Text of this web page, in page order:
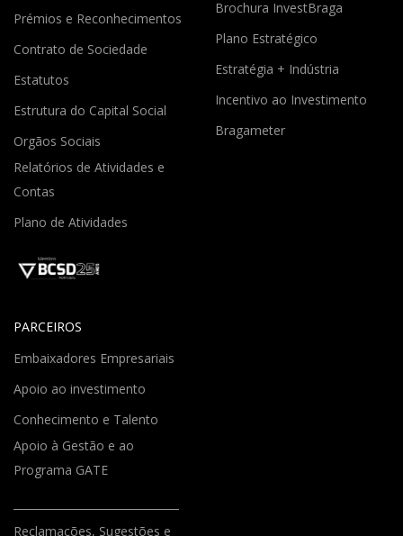
Prémios e Reconhecimentos
Contrato de Sociedade
Estatutos
Estrutura do Capital Social
Orgãos Sociais
Relatórios de Atividades e
Contas
Plano de Atividades
Brochura InvestBraga
Plano Estratégico
Estratégia + Indústria
Incentivo ao Investimento
Bragameter
PARCEIROS
Embaixadores Empresariais
Apoio ao investimento
Conhecimento e Talento
Apoio à Gestão e ao
Programa GATE
Reclamações, Sugestões e